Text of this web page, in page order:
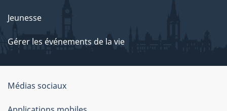
Jeunesse
Gérer les événements de la vie
Organisation
du
Médias sociaux